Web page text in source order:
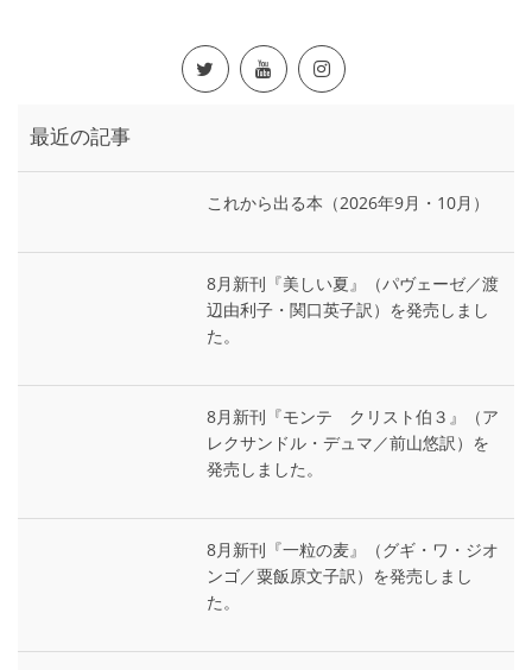
最近の記事
これから出る本（2026年9月・10月）
8月新刊『美しい夏』（パヴェーゼ／渡
辺由利子・関口英子訳）を発売しまし
た。
8月新刊『モンテ゠クリスト伯３』（ア
レクサンドル・デュマ／前山悠訳）を
発売しました。
8月新刊『一粒の麦』（グギ・ワ・ジオ
ンゴ／粟飯原文子訳）を発売しまし
た。